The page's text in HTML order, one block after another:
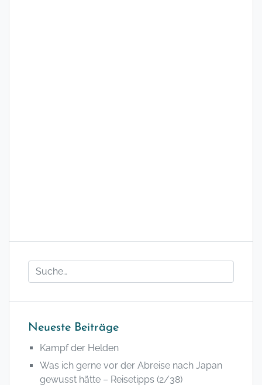
Neueste Beiträge
Kampf der Helden
Was ich gerne vor der Abreise nach Japan
gewusst hätte – Reisetipps (2/38)